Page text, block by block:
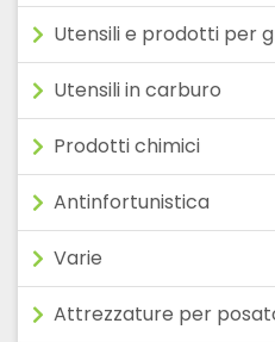
Utensili e prodotti per
Utensili in carburo
Prodotti chimici
Antinfortunistica
Varie
Attrezzature per